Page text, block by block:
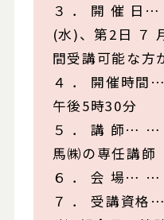
３ ． 開 催 日
(水)、第2日 ７
間受講可能な方
４ ． 開催時間
午後5時30分
５ ． 講 師… …
馬㈱の専任講師
６ ． 会 場… …
７ ． 受講資